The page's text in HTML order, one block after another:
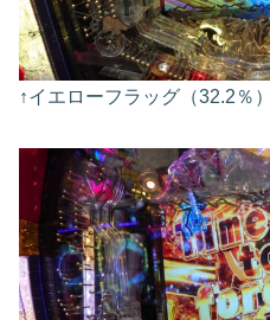
↑イエローフラッグ（32.2％）